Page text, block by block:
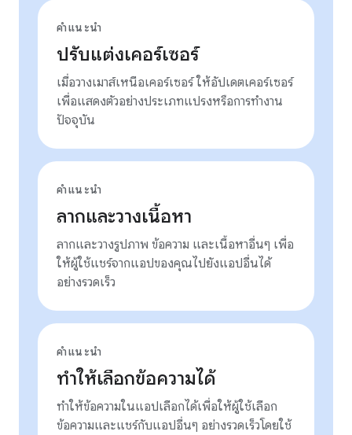
คำแนะนำ
ปรับแต่งเคอร์เซอร์
เมื่อวางเมาส์เหนือเคอร์เซอร์ ให้อัปเดตเคอร์เซอร์
เพื่อแสดงตัวอย่างประเภทแปรงหรือการทำงาน
ปัจจุบัน
คำแนะนำ
ลากและวางเนื้อหา
ลากและวางรูปภาพ ข้อความ และเนื้อหาอื่นๆ เพื่อ
ให้ผู้ใช้แชร์จากแอปของคุณไปยังแอปอื่นได้
อย่างรวดเร็ว
คำแนะนำ
ทำให้เลือกข้อความได้
ทำให้ข้อความในแอปเลือกได้เพื่อให้ผู้ใช้เลือก
ข้อความและแชร์กับแอปอื่นๆ อย่างรวดเร็วโดยใช้